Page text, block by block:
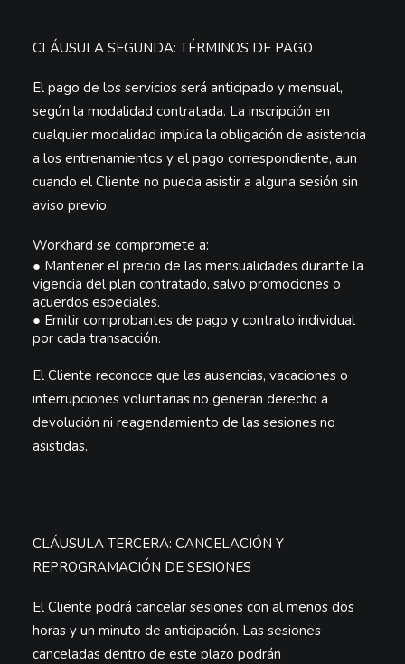
CLÁUSULA SEGUNDA: TÉRMINOS DE PAGO
El pago de los servicios será anticipado y mensual,
según la modalidad contratada. La inscripción en
cualquier modalidad implica la obligación de asistencia
a los entrenamientos y el pago correspondiente, aun
cuando el Cliente no pueda asistir a alguna sesión sin
aviso previo.
Workhard se compromete a:
● Mantener el precio de las mensualidades durante la
vigencia del plan contratado, salvo promociones o
acuerdos especiales.
● Emitir comprobantes de pago y contrato individual
por cada transacción.
El Cliente reconoce que las ausencias, vacaciones o
interrupciones voluntarias no generan derecho a
devolución ni reagendamiento de las sesiones no
asistidas.
CLÁUSULA TERCERA: CANCELACIÓN Y
REPROGRAMACIÓN DE SESIONES
El Cliente podrá cancelar sesiones con al menos dos
horas y un minuto de anticipación. Las sesiones
canceladas dentro de este plazo podrán